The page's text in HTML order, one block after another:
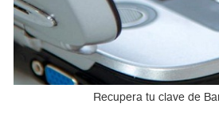
Recupera tu clave de